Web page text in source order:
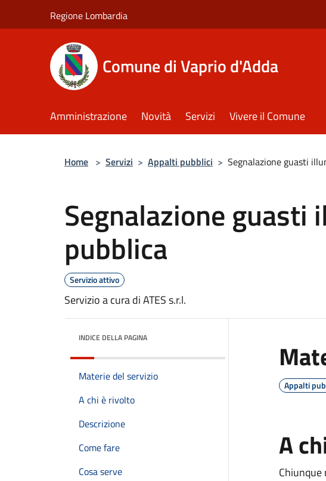
Regione Lombardia
Comune di Vaprio d'Adda
Amministrazione Novità Servizi Vivere il Comune
Home > Servizi > Appalti pubblici > Segnalazione guasti
Segnalazione guasti
pubblica
Servizio attivo
Servizio a cura di ATES s.r.l.
INDICE DELLA PAGINA
Materie del servizio
A chi è rivolto
Descrizione
Come fare
Cosa serve
Appalti
A